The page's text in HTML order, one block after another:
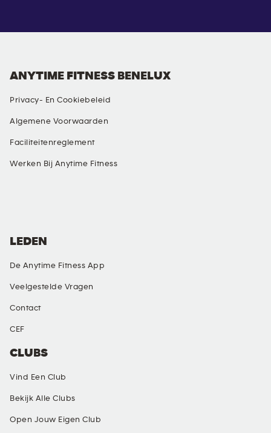
ANYTIME FITNESS BENELUX
Privacy- En Cookiebeleid
Algemene Voorwaarden
Faciliteitenreglement
Werken Bij Anytime Fitness
CLUBS
Vind Een Club
Bekijk Alle Clubs
Open Jouw Eigen Club
LEDEN
De Anytime Fitness App
Veelgestelde Vragen
Contact
CEF